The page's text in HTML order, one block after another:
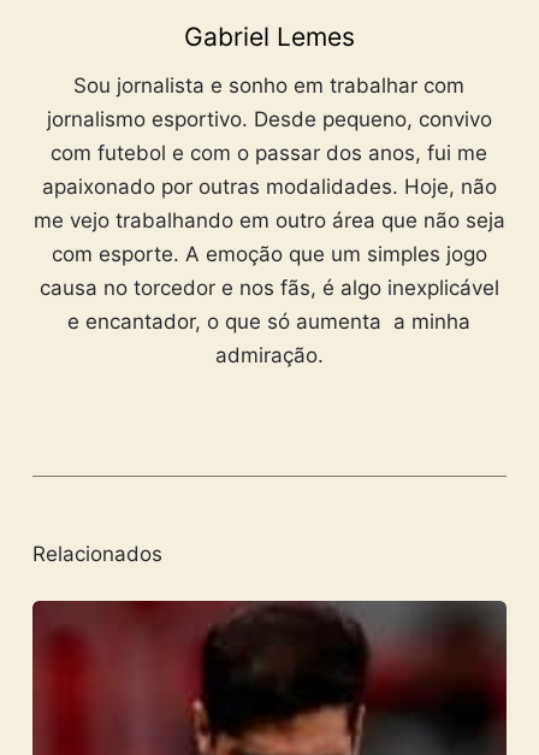
Gabriel Lemes
Sou jornalista e sonho em trabalhar com
jornalismo esportivo. Desde pequeno, convivo
com futebol e com o passar dos anos, fui me
apaixonado por outras modalidades. Hoje, não
me vejo trabalhando em outro área que não seja
com esporte. A emoção que um simples jogo
causa no torcedor e nos fãs, é algo inexplicável
e encantador, o que só aumenta a minha
admiração.
Relacionados